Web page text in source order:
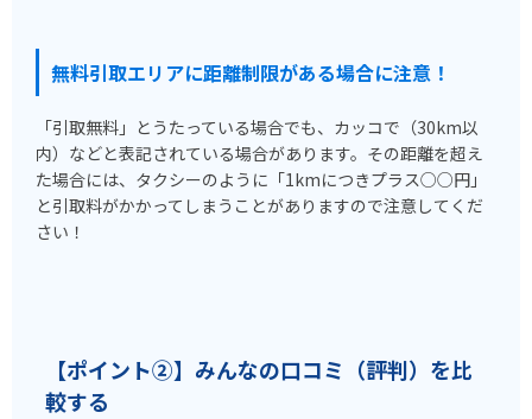
無料引取エリアに距離制限がある場合に注意！
「引取無料」とうたっている場合でも、カッコで（30km以
内）などと表記されている場合があります。その距離を超え
た場合には、タクシーのように「1kmにつきプラス○○円」
と引取料がかかってしまうことがありますので注意してくだ
さい！
【ポイント②】みんなの口コミ（評判）を比
較する